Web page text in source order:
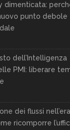
dimenticata:
punto debole
dell’Intelligenza
PMI: liberare
dei flussi
ricomporre